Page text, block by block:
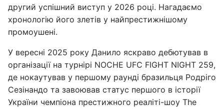
другий успішний виступ у 2026 році. Нагадаємо
хронологію його злетів у найпрестижнішому
промоушені.
У вересні 2025 року Данило яскраво дебютував в
організації на турнірі NOCHE UFC FIGHT NIGHT 259,
де нокаутував у першому раунді бразильця Родріго
Сезінандо та завоював статус першого в історії
України чемпіона престижного реаліті-шоу The